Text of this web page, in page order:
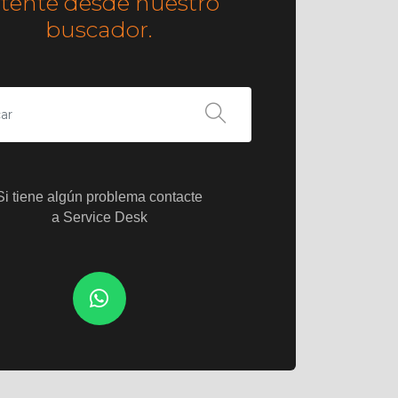
buscador.
tiene algún problema contacte
a Service Desk